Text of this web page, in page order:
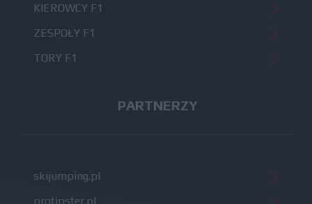
KIEROWCY F1
ZESPOŁY F1
TORY F1
PARTNERZY
skijumping.pl
protipster.pl